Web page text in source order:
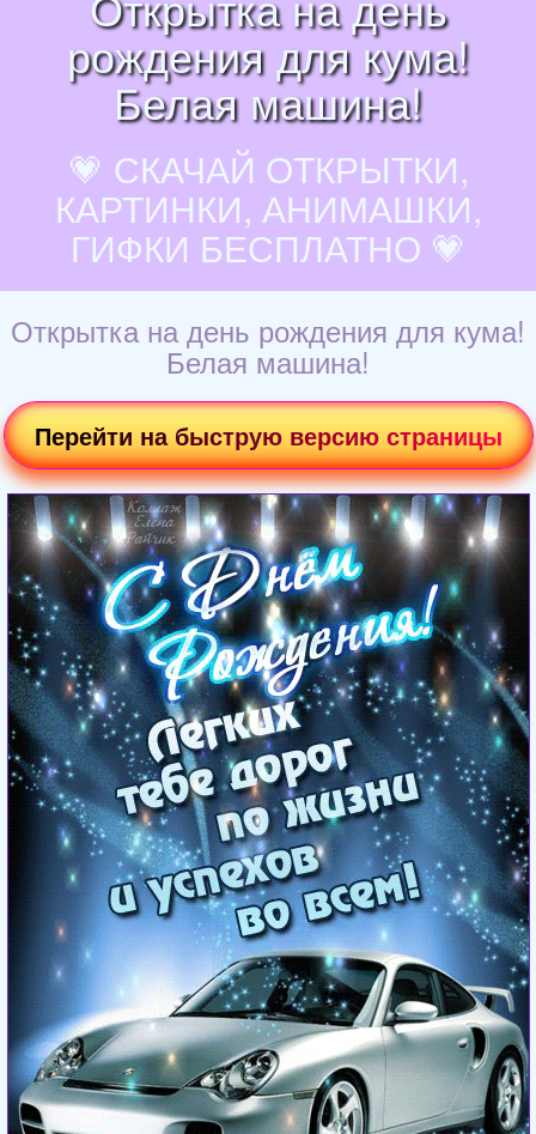
рождения для кума!
Белая машина!
💗 СКАЧАЙ ОТКРЫТКИ,
КАРТИНКИ, АНИМАШКИ,
ГИФКИ БЕСПЛАТНО 💗
Открытка на день рождения для кума!
Белая машина!
Перейти на быструю версию страницы
Загрузка картинки...